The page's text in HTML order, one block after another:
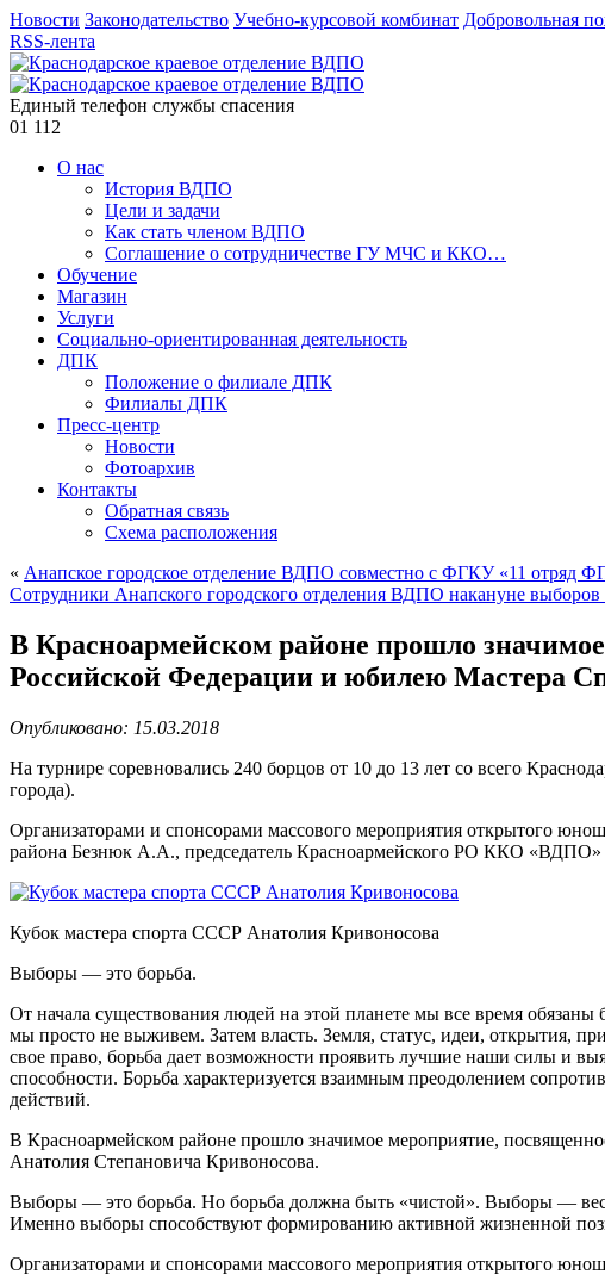
Новости Законодательство Учебно-курсовой комбинат Добровольная
RSS-лента
Единый телефон службы спасения
01 112
О нас
История ВДПО
Цели и задачи
Как стать членом ВДПО
Соглашение о сотрудничестве ГУ МЧС и ККО…
Обучение
Магазин
Услуги
Социально-ориентированная деятельность
ДПК
Положение о филиале ДПК
Филиалы ДПК
Пресс-центр
Новости
Фотоархив
Контакты
Обратная связь
Схема расположения
« Анапское городское отделение ВДПО совместно с ФГКУ «11 отряд
Сотрудники Анапского городского отделения ВДПО накануне
В Красноармейском районе прошло
Российской Федерации и юбилею Мастера
Опубликовано: 15.03.2018
На турнире соревновались 240 борцов от 10 до 13 лет со всего
города).
Организаторами и спонсорами массового мероприятия открытого
района Безнюк А.А., председатель Красноармейского РО ККО
Кубок мастера спорта СССР Анатолия Кривоносова
Выборы — это борьба.
От начала существования людей на этой планете мы все время обязаны
мы просто не выживем. Затем власть. Земля, статус, идеи, открытия,
свое право, борьба дает возможности проявить лучшие наши силы и
способности. Борьба характеризуется взаимным преодолением
действий.
В Красноармейском районе прошло значимое мероприятие,
Анатолия Степановича Кривоносова.
Выборы — это борьба. Но борьба должна быть «чистой». Выборы —
Именно выборы способствуют формированию активной жизненной
Организаторами и спонсорами массового мероприятия открытого